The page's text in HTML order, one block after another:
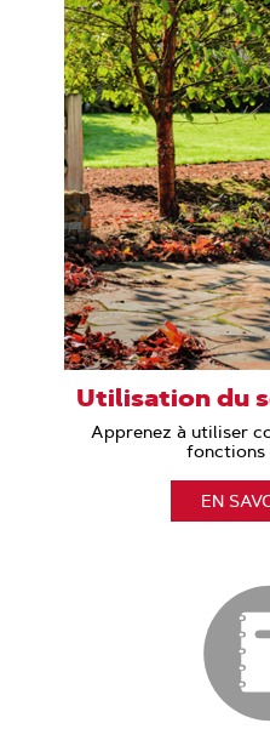
Utilisation du
Apprenez à utiliser
fonctions
EN